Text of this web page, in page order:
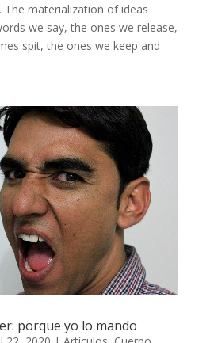
The materialization of ideas
we say, the ones we release,
spit, the ones we keep and
porque yo lo mando